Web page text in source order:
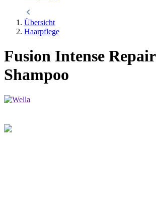
Übersicht
Haarpflege
Fusion Intense Repair
Shampoo